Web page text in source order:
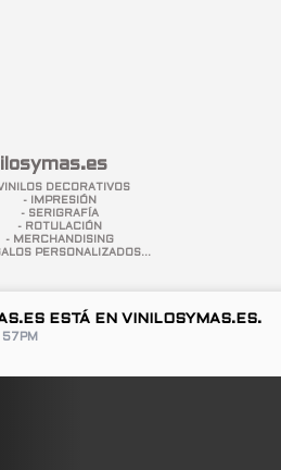
DECORATIVOS
- IMPRESIÓN
- SERIGRAFÍA
- ROTULACIÓN
- MERCHANDISING
PERSONALIZADOS...
ESTÁ EN VINILOSYMAS.ES.
57PM